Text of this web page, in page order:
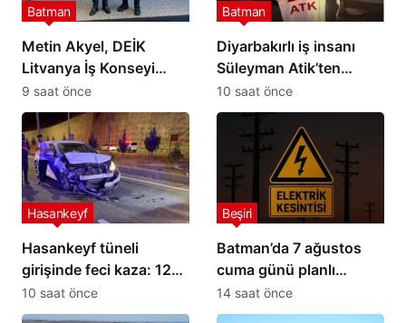
Metin Akyel, DEİK
Litvanya İş Konseyi
Üyeliğine Seçildi
Batman
9 saat önce
Diyarbakırlı iş insanı
Süleyman Atik’ten
Petrolspor’a 2 Milyon TL
destek
Batman
10 saat önce
Hasankeyf tüneli
girişinde feci kaza: 12
yaralı
Hasankeyf
10 saat önce
Batman’da 7 ağustos
cuma günü planlı
elektrik kesintisi: İşte
etkilenecek yerler
Beşiri
14 saat önce